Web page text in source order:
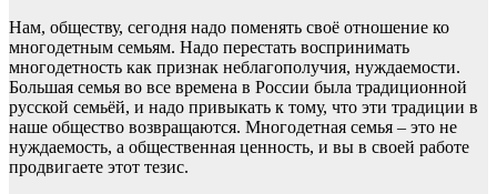
Нам, обществу, сегодня надо поменять своё отношение ко
многодетным семьям. Надо перестать воспринимать
многодетность как признак неблагополучия, нуждаемости.
Большая семья во все времена в России была традиционной
русской семьёй, и надо привыкать к тому, что эти традиции в
наше общество возвращаются. Многодетная семья – это не
нуждаемость, а общественная ценность, и вы в своей работе
продвигаете этот тезис.